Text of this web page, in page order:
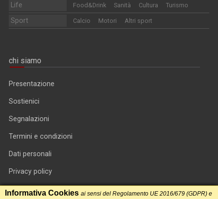
Life Food&Drink Sanità Cultura Turismo
Sport Calcio Motori Altri sport
chi siamo
Presentazione
Sostienici
Segnalazioni
Termini e condizioni
Dati personali
Privacy policy
Informativa cookie
Informativa Cookies ai sensi del Regolamento UE 2016/679 (GDPR) e